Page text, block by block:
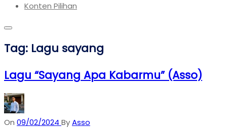
Konten Pilihan
Tag: Lagu sayang
Lagu “Sayang Apa Kabarmu” (Asso)
On 09/02/2024 ByAsso